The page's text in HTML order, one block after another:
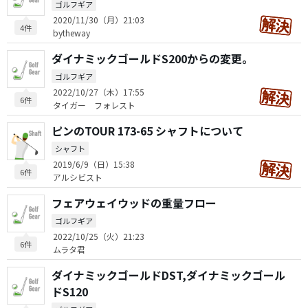
4件
ゴルフギア
2020/11/30（月）21:03
bytheway
6件
ダイナミックゴールドS200からの変更。
ゴルフギア
2022/10/27（木）17:55
タイガー フォレスト
6件
ピンのTOUR 173-65 シャフトについて
シャフト
2019/6/9（日）15:38
アルシビスト
6件
フェアウェイウッドの重量フロー
ゴルフギア
2022/10/25（火）21:23
ムラタ君
ダイナミックゴールドDST,ダイナミックゴール
ドS120